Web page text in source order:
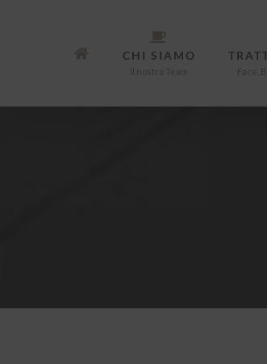
CHI SIAMO
Il nostro Team Face,